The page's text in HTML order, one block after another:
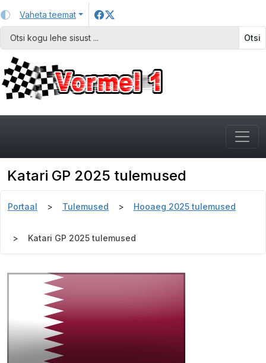
Vaheta teemat
Otsi
Katari GP 2025 tulemused
Portaal Tulemused Hooaeg 2025 tulemused
Katari GP 2025 tulemused